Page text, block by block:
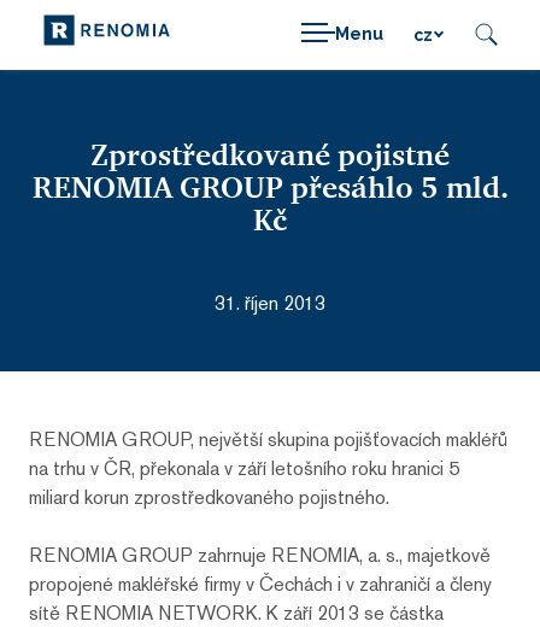
Menu cz
Zprostředkované pojistné
RENOMIA GROUP přesáhlo 5 mld.
Kč
31. říjen 2013
RENOMIA GROUP, největší skupina pojišťovacích makléřů
na trhu v ČR, překonala v září letošního roku hranici 5
miliard korun zprostředkovaného pojistného.
RENOMIA GROUP zahrnuje RENOMIA, a. s., majetkově
propojené makléřské firmy v Čechách i v zahraničí a členy
sítě RENOMIA NETWORK. K září 2013 se částka